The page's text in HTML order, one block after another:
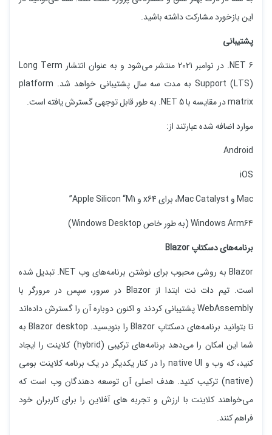
این بازخورد مشارکت داشته باشید.
پشتیبانی
NET 6. در نوامبر 2021 منتشر می‌شود و به عنوان انتشار Long Term
Support (LTS) به مدت سه سال پشتیبانی خواهد شد. platform
matrix در مقایسه با NET 5. به طور قابل توجهی گسترش یافته است.
موارد اضافه شده عبارتند از:
Android
iOS
Mac و Mac Catalyst، برای x64 و Apple Silicon “M1”
Windows Arm64 (به طور خاص Windows Desktop)
برنامه‌های دسکتاپ Blazor
Blazor به روشی محبوب برای نوشتن برنامه‌های وب NET. تبدیل شده
است. تیم دات نت ابتدا از Blazor در سرور، سپس در مرورگر با
WebAssembly پشتیبانی کردند و اکنون دوباره آن را گسترش داده‌اند
تا بتوانید برنامه‌های دسکتاپ Blazor را بنویسید. Blazor desktop به
شما این امکان را می‌دهد برنامه‌های ترکیبی (hybrid) کلاینت را ایجاد
کنید، که وب و native UI را در کنار یکدیگر در یک برنامه کلاینت بومی
(native) ترکیب کنید. هدف اصلی آن توسعه دهندگان وب است که
می‌خواهند کلاینت با ارزش و تجربه های آفلاین را برای کاربران خود
فراهم کنند.